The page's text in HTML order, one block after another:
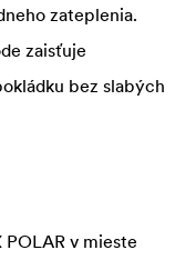
zateplenia.
zaisťuje
bez slabých
POLAR v mieste